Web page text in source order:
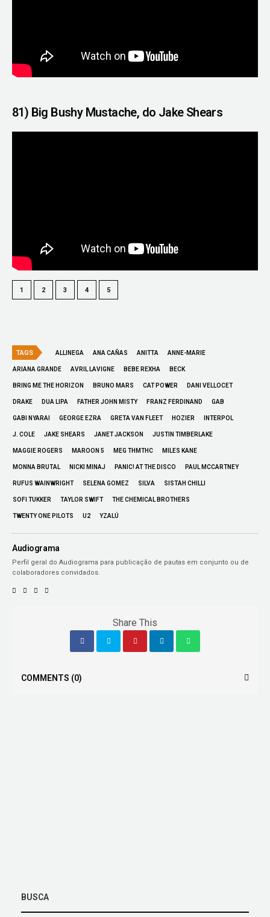
81) Big Bushy Mustache, do Jake Shears
1 2 3 4 5
TAGS ALLINEGA ANA CAÑAS ANITTA ANNE-MARIE
ARIANA GRANDE AVRIL LAVIGNE BEBE REXHA BECK
BRING ME THE HORIZON BRUNO MARS CAT POWER DANI VELLOCET
DRAKE DUA LIPA FATHER JOHN MISTY FRANZ FERDINAND GAB
GABI NYARAI GEORGE EZRA GRETA VAN FLEET HOZIER INTERPOL
J. COLE JAKE SHEARS JANET JACKSON JUSTIN TIMBERLAKE
MAGGIE ROGERS MAROON 5 MEG THMTHC MILES KANE
MONNA BRUTAL NICKI MINAJ PANIC! AT THE DISCO PAUL MCCARTNEY
RUFUS WAINWRIGHT SELENA GOMEZ SILVA SISTAH CHILLI
SOFI TUKKER TAYLOR SWIFT THE CHEMICAL BROTHERS
TWENTY ONE PILOTS U2 YZALÚ
Audiograma
Perfil geral do Audiograma para publicação de pautas em conjunto ou de
colaboradores convidados.
Share This
COMMENTS (0)
BUSCA